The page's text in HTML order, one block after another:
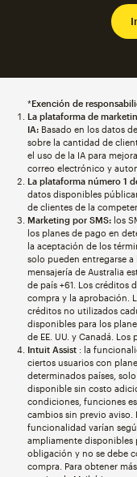
*Exención de
La plataforma de
IA:Basado en los datos
sobre la cantidad de
el uso de la IA para
correo electrónico y
La plataforma número 1
datos disponibles
de clientes de la
Marketing por SMS:los
los planes de pago en
la aceptación de los
solo pueden entregarse
mensajería de Australia
de país +61. Los créditos
compra y la aprobación.
créditos no utilizados
disponibles para los
de EE. UU. y Canadá.
Intuit Assist: la
ciertos usuarios con
determinados países,
disponible sin costo
condiciones, funciones
cambios sin previo
funcionalidad varían
ampliamente
obligación y no se debe
compra. Para obtener